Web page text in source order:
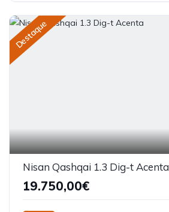
Destaque
Nisan Qashqai 1.3 Dig-t Acenta
19.750,00€